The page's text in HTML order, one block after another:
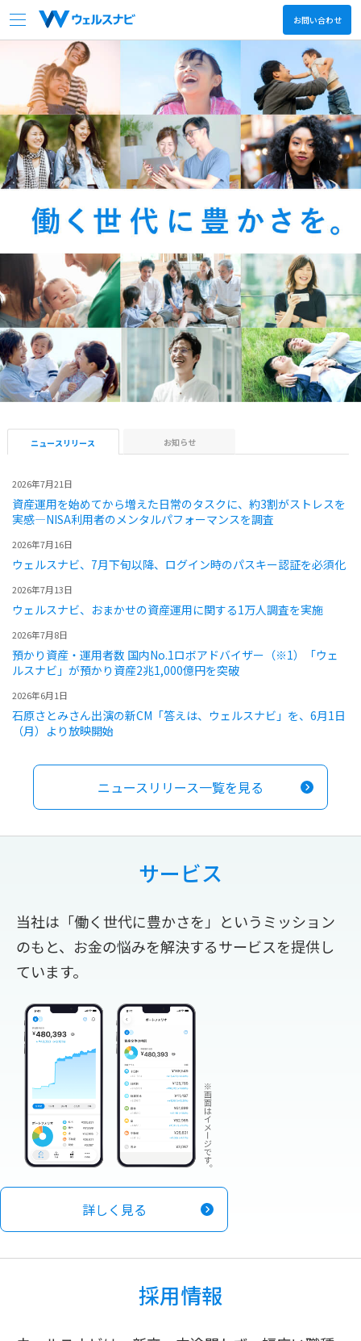
会社情報
サービス
ニュース
決算関連情報
採用情報
日本語 English
お問い合わせ
ニュースリリース お知らせ
2026年7月21日
資産運用を始めてから増えた日常のタスクに、約3割がストレスを
実感―NISA利用者のメンタルパフォーマンスを調査
2026年7月16日
ウェルスナビ、7月下旬以降、ログイン時のパスキー認証を必須化
2026年7月13日
ウェルスナビ、おまかせの資産運用に関する1万人調査を実施
2026年7月8日
預かり資産・運用者数 国内No.1ロボアドバイザー（※1）「ウェ
ルスナビ」が預かり資産2兆1,000億円を突破
2026年6月1日
石原さとみさん出演の新CM「答えは、ウェルスナビ」を、6月1日
（月）より放映開始
ニュースリリース一覧を見る
サービス
当社は「働く世代に豊かさを」というミッション
のもと、お金の悩みを解決するサービスを提供し
ています。
詳しく見る
採用情報